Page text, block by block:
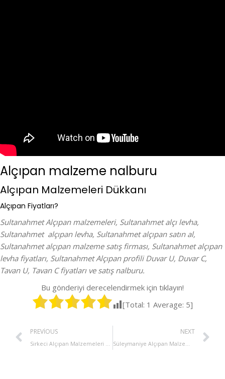
Alçıpan malzeme nalburu
Alçıpan Malzemeleri Dükkanı
Alçıpan Fiyatları?
Sultanahmet Alçıpan malzemeleri, Sultanahmet alçı levha,
Sultanahmet alçıpan levha, Sultanahmet alçıpan satın al,
Sultanahmet alçıpan malzeme satış firması, Sultanahmet alçıpan
levha fiyatları, Sultanahmet Alçıpan profili Duvar U, Duvar C,
Tavan U, Tavan C fiyatları ve satış nalburu.
Bu gönderiyi derecelendirmek için tıklayın!
[Total: 1 Average: 5]
PREVIOUS
Sirkeci Alçıpan Malzemeleri Satışı
NEXT
Süleymaniye Alçıpan Malzemeleri Satışı